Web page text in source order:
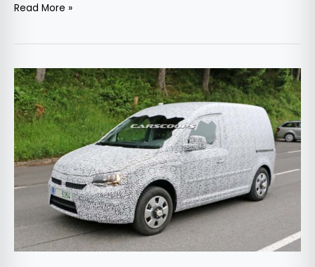
Read More »
Noua
generaţie
Skoda
Roomster,
doar
un
VW
alt
logo?